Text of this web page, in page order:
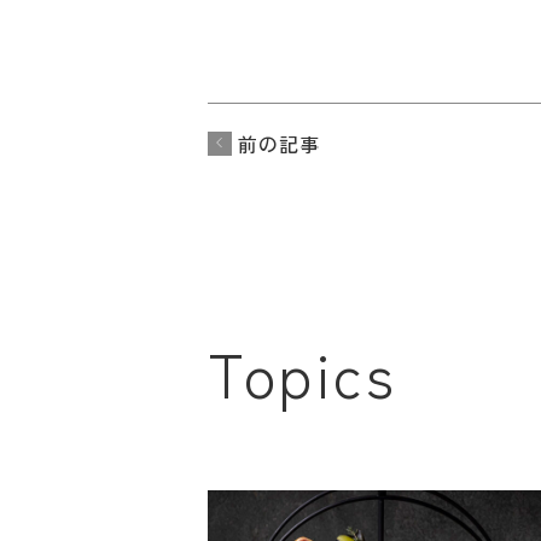
前の記事
Topics